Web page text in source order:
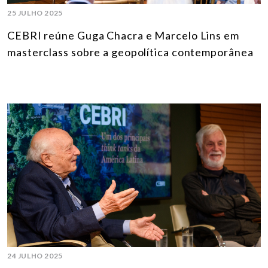
25 JULHO 2025
CEBRI reúne Guga Chacra e Marcelo Lins em
masterclass sobre a geopolítica contemporânea
24 JULHO 2025